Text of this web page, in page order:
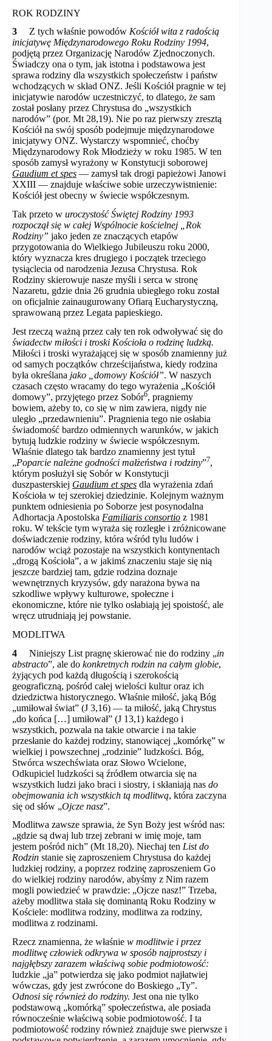
ROK RODZINY
3 Z tych właśnie powodów Kościół wita z radością
inicjatywę Międzynarodowego Roku Rodziny 1994,
podjętą przez Organizację Narodów Zjednoczonych.
Świadczy ona o tym, jak istotna i podstawowa jest
sprawa rodziny dla wszystkich społeczeństw i państw
wchodzących w skład ONZ. Jeśli Kościół pragnie w tej
inicjatywie narodów uczestniczyć, to dlatego, że sam
został posłany przez Chrystusa do „wszystkich
narodów” (por. Mt 28,19). Nie po raz pierwszy zresztą
Kościół na swój sposób podejmuje międzynarodowe
inicjatywy ONZ. Wystarczy wspomnieć, choćby
Międzynarodowy Rok Młodzieży w roku 1985. W ten
sposób zamysł wyrażony w Konstytucji soborowej
Gaudium et spes — zamysł tak drogi papieżowi Janowi
XXIII — znajduje właściwe sobie urzeczywistnienie:
Kościół jest obecny w świecie współczesnym.
Tak przeto w uroczystość Świętej Rodziny 1993
rozpoczął się w całej Wspólnocie kościelnej „Rok
Rodziny” jako jeden ze znaczących etapów
przygotowania do Wielkiego Jubileuszu roku 2000,
który wyznacza kres drugiego i początek trzeciego
tysiąclecia od narodzenia Jezusa Chrystusa. Rok
Rodziny skierowuje nasze myśli i serca w stronę
Nazaretu, gdzie dnia 26 grudnia ubiegłego roku został
on oficjalnie zainaugurowany Ofiarą Eucharystyczną,
sprawowaną przez Legata papieskiego.
Jest rzeczą ważną przez cały ten rok odwoływać się do
świadectw miłości i troski Kościoła o rodzinę ludzką.
Miłości i troski wyrażającej się w sposób znamienny już
od samych początków chrześcijaństwa, kiedy rodzina
była określana jako „domowy Kościół”. W naszych
czasach często wracamy do tego wyrażenia „Kościół
domowy”, przyjętego przez Sobór6, pragniemy
bowiem, ażeby to, co się w nim zawiera, nigdy nie
uległo „przedawnieniu”. Pragnienia tego nie osłabia
świadomość bardzo odmiennych warunków, w jakich
bytują ludzkie rodziny w świecie współczesnym.
Właśnie dlatego tak bardzo znamienny jest tytuł
„Poparcie należne godności małżeństwa i rodziny”7,
którym posłużył się Sobór w Konstytucji
duszpasterskiej Gaudium et spes dla wyrażenia zdań
Kościoła w tej szerokiej dziedzinie. Kolejnym ważnym
punktem odniesienia po Soborze jest posynodalna
Adhortacja Apostolska Familiaris consortio z 1981
roku. W tekście tym wyraża się rozległe i zróżnicowane
doświadczenie rodziny, która wśród tylu ludów i
narodów wciąż pozostaje na wszystkich kontynentach
„drogą Kościoła”, a w jakimś znaczeniu staje się nią
jeszcze bardziej tam, gdzie rodzina doznaje
wewnętrznych kryzysów, gdy narażona bywa na
szkodliwe wpływy kulturowe, społeczne i
ekonomiczne, które nie tylko osłabiają jej spoistość, ale
wręcz utrudniają jej powstanie.
MODLITWA
4 Niniejszy List pragnę skierować nie do rodziny „in
abstracto”, ale do konkretnych rodzin na całym globie,
żyjących pod każdą długością i szerokością
geograficzną, pośród całej wielości kultur oraz ich
dziedzictwa historycznego. Właśnie miłość, jaką Bóg
„umiłował świat” (J 3,16) — ta miłość, jaką Chrystus
„do końca […] umiłował” (J 13,1) każdego i
wszystkich, pozwala na takie otwarcie i na takie
przesłanie do każdej rodziny, stanowiącej „komórkę” w
wielkiej i powszechnej „rodzinie” ludzkości. Bóg,
Stwórca wszechświata oraz Słowo Wcielone,
Odkupiciel ludzkości są źródłem otwarcia się na
wszystkich ludzi jako braci i siostry, i skłaniają nas do
obejmowania ich wszystkich tą modlitwą, która zaczyna
się od słów „Ojcze nasz”.
Modlitwa zawsze sprawia, że Syn Boży jest wśród nas:
„gdzie są dwaj lub trzej zebrani w imię moje, tam
jestem pośród nich” (Mt 18,20). Niechaj ten List do
Rodzin stanie się zaproszeniem Chrystusa do każdej
ludzkiej rodziny, a poprzez rodzinę zaproszeniem Go
do wielkiej rodziny narodów, abyśmy z Nim razem
mogli powiedzieć w prawdzie: „Ojcze nasz!” Trzeba,
ażeby modlitwa stała się dominantą Roku Rodziny w
Kościele: modlitwa rodziny, modlitwa za rodziny,
modlitwa z rodzinami.
Rzecz znamienna, że właśnie w modlitwie i przez
modlitwę człowiek odkrywa w sposób najprostszy i
najgłębszy zarazem właściwą sobie podmiotowość:
ludzkie „ja” potwierdza się jako podmiot najłatwiej
wówczas, gdy jest zwrócone do Boskiego „Ty”.
Odnosi się również do rodziny. Jest ona nie tylko
podstawową „komórką” społeczeństwa, ale posiada
równocześnie właściwą sobie podmiotowość. I ta
podmiotowość rodziny również znajduje swe pierwsze i